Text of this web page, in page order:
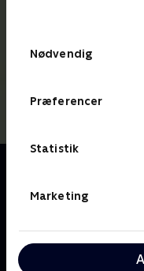
Nødvendig
Præferencer
Statistik
Marketing
Den lille prinsesse
forældre, kongen og
enorme
sig. Hun bliver